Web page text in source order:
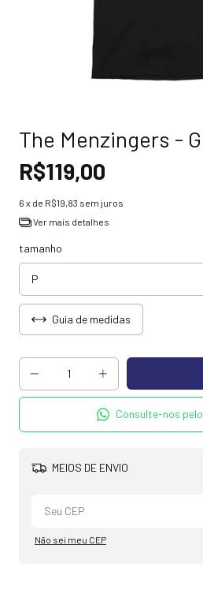
The Menzingers -
R$119,00
6 x de R$19,83 sem juros
Ver mais detalhes
tamanho
Guia de medidas
Consulte-nos
MEIOS DE ENVIO
Não sei meu CEP